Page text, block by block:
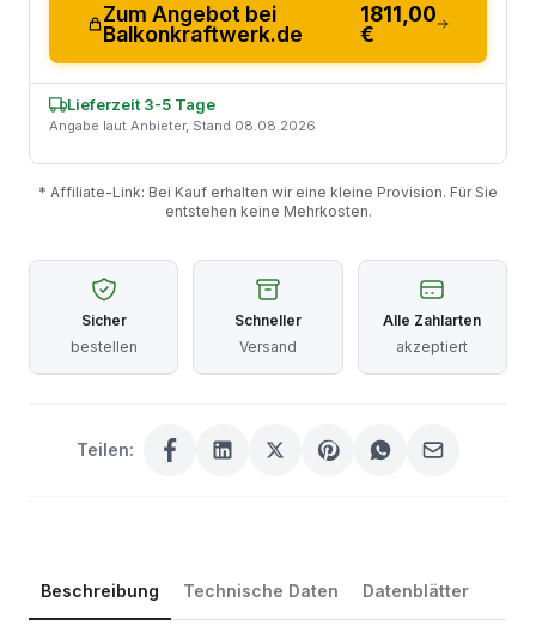
Zum Angebot bei
Balkonkraftwerk.de
1811,00
€
Lieferzeit 3-5 Tage
Angabe laut Anbieter, Stand 08.08.2026
* Affiliate-Link: Bei Kauf erhalten wir eine kleine Provision. Für Sie
entstehen keine Mehrkosten.
Sicher
bestellen
Schneller
Versand
Alle Zahlarten
akzeptiert
Teilen:
Beschreibung Technische Daten Datenblätter